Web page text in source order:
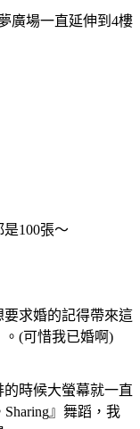
廣場一直延伸到4樓
100張～
求婚的記得帶來這
(可惜我已婚啊)
時候大螢幕就一直
』舞蹈，我